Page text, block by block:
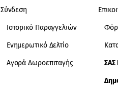
Σύνδεση
Ιστορικό Παραγγελιών
Ενημερωτικό Δελτίο
Αγορά Δωροεπιταγής ΣΑΣ